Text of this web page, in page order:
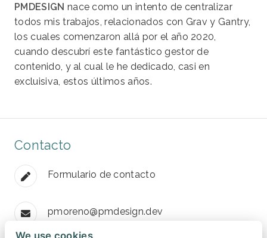
PMDESIGN nace como un intento de centralizar
todos mis trabajos, relacionados con Grav y Gantry,
los cuales comenzaron allá por el año 2020,
cuando descubrí este fantástico gestor de
contenido, y al cual le he dedicado, casi en
excluisiva, estos últimos años.
Contacto
Formulario de contacto
pmoreno@pmdesign.dev
We use cookies